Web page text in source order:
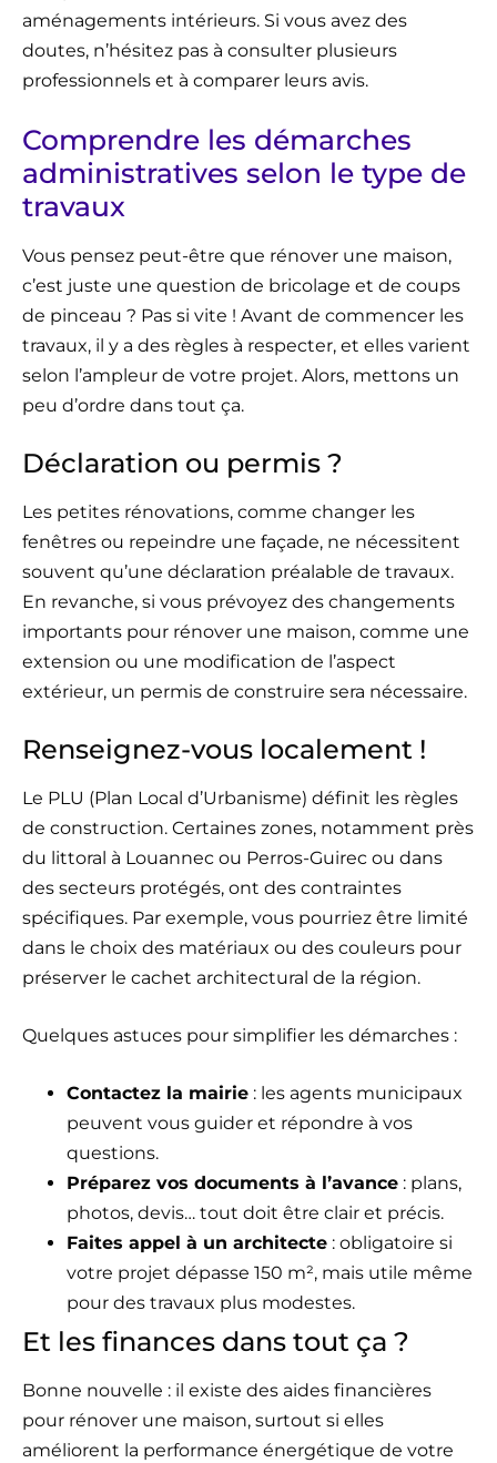
aménagements intérieurs. Si vous avez des
doutes, n’hésitez pas à consulter plusieurs
professionnels et à comparer leurs avis.
Comprendre les démarches
administratives selon le type de
travaux
Vous pensez peut-être que rénover une maison,
c’est juste une question de bricolage et de coups
de pinceau ? Pas si vite ! Avant de commencer les
travaux, il y a des règles à respecter, et elles varient
selon l’ampleur de votre projet. Alors, mettons un
peu d’ordre dans tout ça.
Déclaration ou permis ?
Les petites rénovations, comme changer les
fenêtres ou repeindre une façade, ne nécessitent
souvent qu’une déclaration préalable de travaux.
En revanche, si vous prévoyez des changements
importants pour rénover une maison, comme une
extension ou une modification de l’aspect
extérieur, un permis de construire sera nécessaire.
Renseignez-vous localement !
Le PLU (Plan Local d’Urbanisme) définit les règles
de construction. Certaines zones, notamment près
du littoral à Louannec ou Perros-Guirec ou dans
des secteurs protégés, ont des contraintes
spécifiques. Par exemple, vous pourriez être limité
dans le choix des matériaux ou des couleurs pour
préserver le cachet architectural de la région.
Quelques astuces pour simplifier les démarches :
Contactez la mairie : les agents municipaux
peuvent vous guider et répondre à vos
questions.
Préparez vos documents à l’avance : plans,
photos, devis… tout doit être clair et précis.
Faites appel à un architecte : obligatoire si
votre projet dépasse 150 m², mais utile même
pour des travaux plus modestes.
Et les finances dans tout ça ?
Bonne nouvelle : il existe des aides financières
pour rénover une maison, surtout si elles
améliorent la performance énergétique de votre